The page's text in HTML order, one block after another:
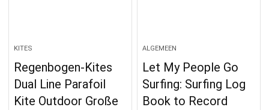
KITES
Regenbogen-Kites
Dual Line Parafoil
Kite Outdoor Große
ALGEMEEN
Let My People Go
Surfing: Surfing Log
Book to Record